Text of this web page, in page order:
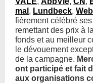
mal , Lundbeck,
fièrement célébré
remettant des prix à
fonds et au meilleur
le dévouement
de la campagne.
ont participé et fait
aux organisations